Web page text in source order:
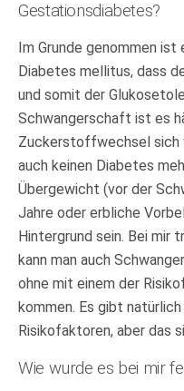
Gestationsdiabetes?
Im Grunde genommen ist
Diabetes mellitus, dass
und somit der
Schwangerschaft ist es
Zuckerstoffwechsel sich
auch keinen Diabetes
Übergewicht (vor der
Jahre oder erbliche
Hintergrund sein. Bei
kann man auch
ohne mit einem der
kommen. Es gibt
Risikofaktoren, aber das
Wie wurde es bei mir